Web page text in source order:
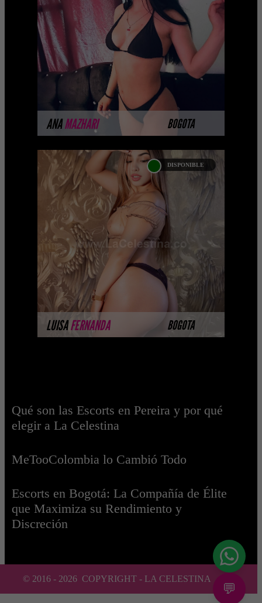
ANAMAZHARI BOGOTA
Próximamente.... Algunas de nuestras
modelos aún no tienen imágenes
disponibles en la web porque están
completando su sesión ...
MÁS INFORMACIÓN
LUISAFERNANDA BOGOTA
DISPONIBLE
LUISA FERNANDA
GIRALDO
Tengo que admitir que tengo debilidad
por el sexo desde pequeña Escorts
jovenes , por eso quiero besarte,
acariciarte y me puedes ...
MÁS INFORMACIÓN
Qué son las Escorts en Pereira y por qué
elegir a La Celestina
MeTooColombia lo Cambió Todo
Escorts en Bogotá: La Compañía de Élite
que Maximiza su Rendimiento y
Discreción
© 2016 - 2026 COPYRIGHT - LA CELESTINA